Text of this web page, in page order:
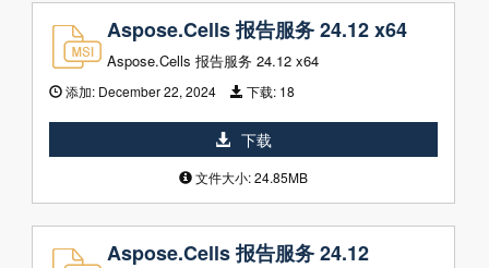
Aspose.Cells 报告服务 24.12 x64
Aspose.Cells 报告服务 24.12 x64
添加: December 22, 2024 下载: 18
下载
文件大小: 24.85MB
Aspose.Cells 报告服务 24.12